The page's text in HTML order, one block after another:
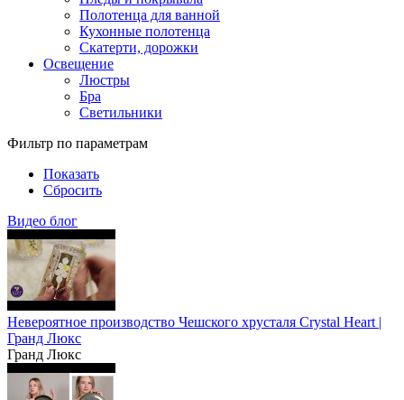
Полотенца для ванной
Кухонные полотенца
Скатерти, дорожки
Освещение
Люстры
Бра
Светильники
Фильтр по параметрам
Показать
Сбросить
Видео блог
Невероятное производство Чешского хрусталя Crystal Heart |
Гранд Люкс
Гранд Люкс